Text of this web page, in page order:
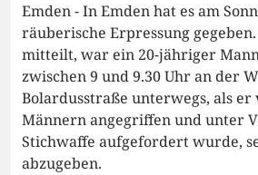
Emden - In Emden hat es am
räuberische Erpressung
mitteilt, war ein 20-jähriger
zwischen 9 und 9.30 Uhr an der
Bolardusstraße unterwegs, als
Männern angegriffen und unter
Stichwaffe aufgefordert wurde,
abzugeben.